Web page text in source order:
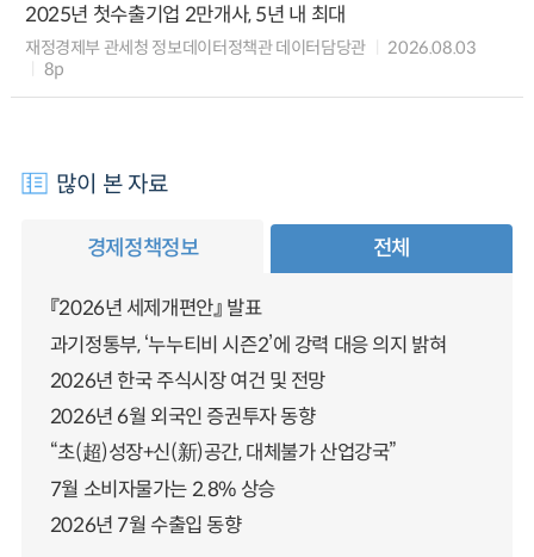
2025년 첫수출기업 2만개사, 5년 내 최대
재정경제부 관세청 정보데이터정책관 데이터담당관
2026.08.03
8p
많이 본 자료
경제정책정보 전체
『2026년 세제개편안』 발표
과기정통부, ‘누누티비 시즌2’에 강력 대응 의지 밝혀
2026년 한국 주식시장 여건 및 전망
2026년 6월 외국인 증권투자 동향
“초(超)성장+신(新)공간, 대체불가 산업강국”
7월 소비자물가는 2.8% 상승
2026년 7월 수출입 동향